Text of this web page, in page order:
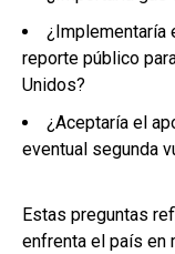
¿Implementaría
reporte público
Unidos?
¿Aceptaría el
eventual segunda
Estas preguntas
enfrenta el país en